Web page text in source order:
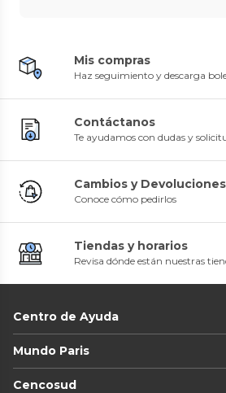
Mis compras
Haz seguimiento y descarga
Contáctanos
Te ayudamos con dudas y
Cambios y Devoluciones
Conoce cómo pedirlos
Tiendas y horarios
Revisa dónde están nuestras
Centro de Ayuda
Mundo Paris
Cencosud